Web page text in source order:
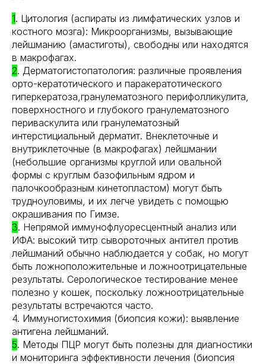
1. Цитология (аспираты из лимфатических узлов и
костного мозга): Микроорганизмы, вызывающие
лейшманию (амастиготы), свободны или находятся
в макрофагах.
2. Дерматогистопатология: различные проявления
орто-кератотического и паракератотического
гиперкератоза,гранулематозного перифолликулита,
поверхностного и глубокого гранулематозного
периваскулита или гранулематозный
интерстициальный дерматит. Внеклеточные и
внутриклеточные (в макрофагах) лейшмании
(небольшие организмы круглой или овальной
формы с круглым базофильным ядром и
палочкообразным кинетопластом) могут быть
трудноуловимы, и их легче увидеть с помощью
окрашивания по Гимзе.
3. Непрямой иммунофлуоресцентный анализ или
ИФА: высокий титр сывороточных антител против
лейшманий обычно наблюдается у собак, но могут
быть ложноположительные и ложноотрицательные
результаты. Серологическое тестирование менее
полезно у кошек, поскольку ложноотрицательные
результаты встречаются часто.
4. Иммуногистохимия (биопсия кожи): выявление
антигена лейшманий.
5. Методы ПЦР могут быть полезны для диагностики
и мониторинга эффективности лечения (биопсия